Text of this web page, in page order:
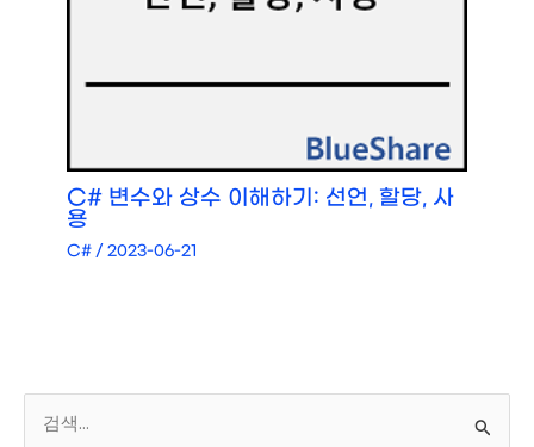
C# 변수와 상수 이해하기: 선언, 할당, 사
용
C# /2023-06-21